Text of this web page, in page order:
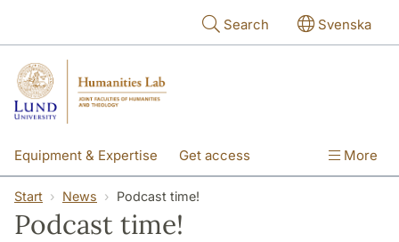
Search Svenska
Equipment & Expertise Get access
Research Education People
About the lab
More
Start News Podcast time!
Podcast time!